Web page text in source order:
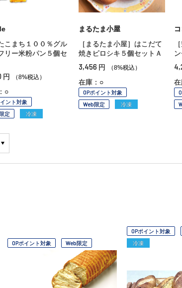
こまち１００％グル
リー米粉パン５個セ
円 （8%税込）
○
ント対象
定
冷凍
まるたま小屋
［まるたま小屋］はこだて
焼きピロシキ５個セットＡ
3,456 円 （8%税込）
在庫：○
OPポイント対象
Web限定
冷凍
OPポイント対象 Web限定
OPポイント対象
冷凍